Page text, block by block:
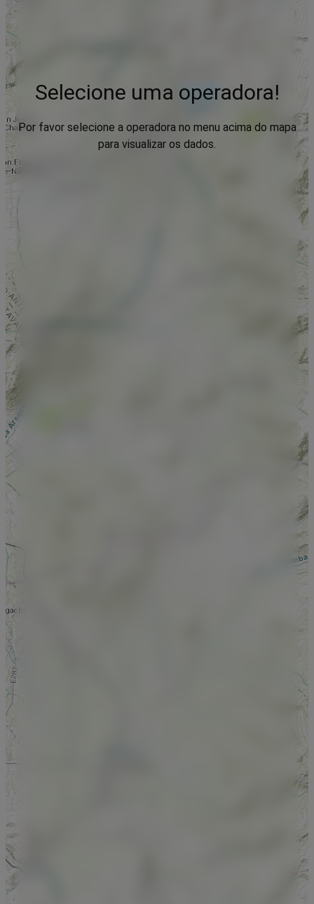
Selecione uma operadora!
Por favor selecione a operadora no menu acima do mapa
para visualizar os dados.